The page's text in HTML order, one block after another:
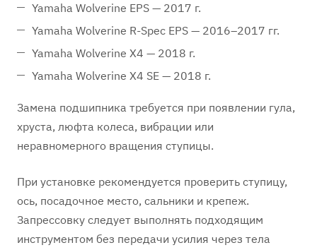
Yamaha Wolverine EPS — 2017 г.
Yamaha Wolverine R-Spec EPS — 2016–2017 гг.
Yamaha Wolverine X4 — 2018 г.
Yamaha Wolverine X4 SE — 2018 г.
Замена подшипника требуется при появлении гула,
хруста, люфта колеса, вибрации или
неравномерного вращения ступицы.
При установке рекомендуется проверить ступицу,
ось, посадочное место, сальники и крепеж.
Запрессовку следует выполнять подходящим
инструментом без передачи усилия через тела